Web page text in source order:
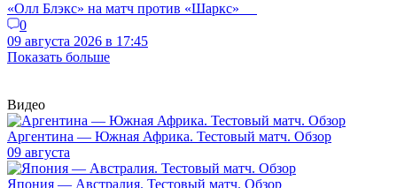
«Олл Блэкс» на матч против «Шаркс»
0
09 августа 2026 в 17:45
Показать больше
Видео
Аргентина — Южная Африка. Тестовый матч. Обзор
09 августа
Япония — Австралия. Тестовый матч. Обзор